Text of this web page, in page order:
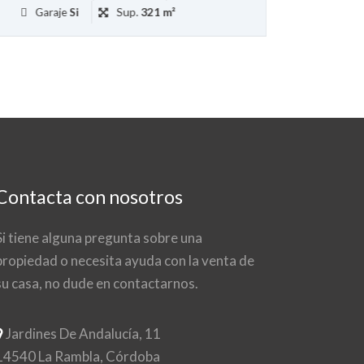
Garaje Si Sup. 321 m²
con nosotros
tiene alguna pregunta sobre una
o necesita ayuda con la venta de
casa, no dude en contactarnos.
Jardines De Andalucía, 11
La Rambla, Córdoba